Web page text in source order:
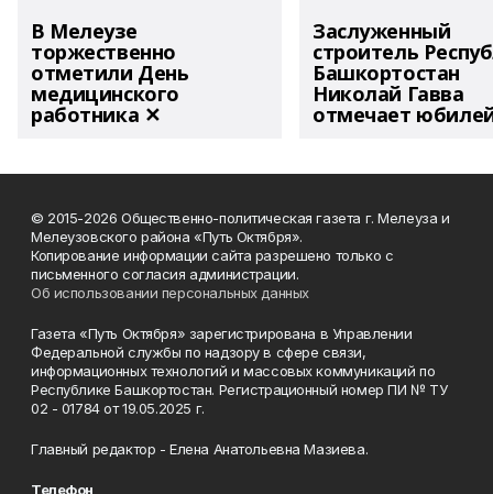
В Мелеузе
торжественно
отметили День
медицинского
работника ✕
Заслуженный
строитель
Башкортостан
Николай Гавва
отмечает
© 2015-2026 Общественно-политическая газета г. Мелеуза и
Мелеузовского района «Путь Октября».
Копирование информации сайта разрешено только с
письменного согласия администрации.
Об использовании персональных данных
Газета «Путь Октября» зарегистрирована в Управлении
Федеральной службы по надзору в сфере связи,
информационных технологий и массовых коммуникаций по
Республике Башкортостан. Регистрационный номер ПИ № ТУ
02 - 01784 от 19.05.2025 г.
Главный редактор - Елена Анатольевна Мазиева.
Телефон